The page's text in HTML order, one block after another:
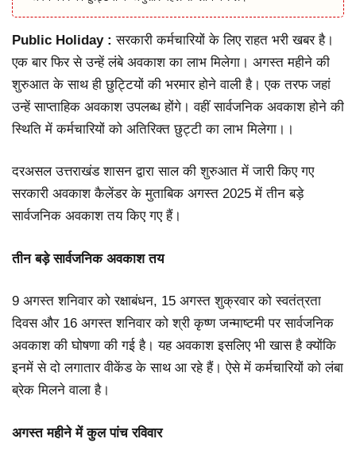
Public Holiday :सरकारी कर्मचारियों के लिए राहत भरी खबर है।
एक बार फिर से उन्हें लंबे अवकाश का लाभ मिलेगा। अगस्त महीने की
शुरुआत के साथ ही छुट्टियों की भरमार होने वाली है। एक तरफ जहां
उन्हें साप्ताहिक अवकाश उपलब्ध होंगे। वहीं सार्वजनिक अवकाश होने की
स्थिति में कर्मचारियों को अतिरिक्त छुट्टी का लाभ मिलेगा।।
दरअसल उत्तराखंड शासन द्वारा साल की शुरुआत में जारी किए गए
सरकारी अवकाश कैलेंडर के मुताबिक अगस्त 2025 में तीन बड़े
सार्वजनिक अवकाश तय किए गए हैं।
तीन बड़े सार्वजनिक अवकाश तय
9 अगस्त शनिवार को रक्षाबंधन, 15 अगस्त शुक्रवार को स्वतंत्रता
दिवस और 16 अगस्त शनिवार को श्री कृष्ण जन्माष्टमी पर सार्वजनिक
अवकाश की घोषणा की गई है। यह अवकाश इसलिए भी खास है क्योंकि
इनमें से दो लगातार वीकेंड के साथ आ रहे हैं। ऐसे में कर्मचारियों को लंबा
ब्रेक मिलने वाला है।
अगस्त महीने में कुल पांच रविवार